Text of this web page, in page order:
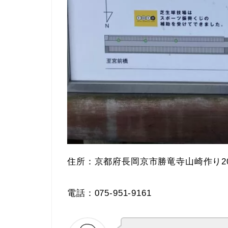
住所：京都府長岡京市勝竜寺山崎作り
電話：075-951-9161